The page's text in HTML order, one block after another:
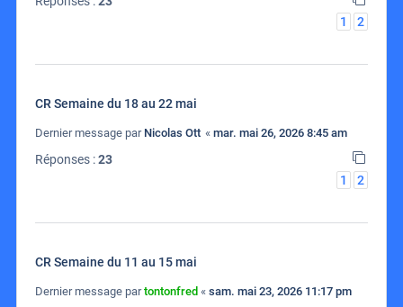
1
2
CR Semaine du 18 au 22 mai
Dernier message par Nicolas Ott « mar. mai 26, 2026 8:45 am
Réponses :23
1
2
CR Semaine du 11 au 15 mai
Dernier message partontonfred « sam. mai 23, 2026 11:17 pm